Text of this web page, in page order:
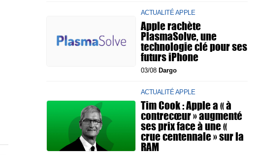
ACTUALITÉ APPLE
Apple rachète
PlasmaSolve, une
technologie clé pour ses
futurs iPhone
03/08 Dargo
ACTUALITÉ APPLE
Tim Cook : Apple a « à
contrecœur » augmenté
ses prix face à une «
crue centennale » sur la
RAM